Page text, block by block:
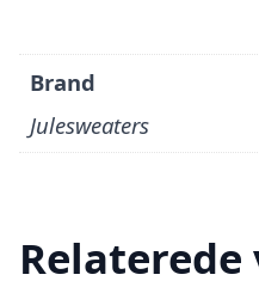
Brand
Julesweaters
Relaterede